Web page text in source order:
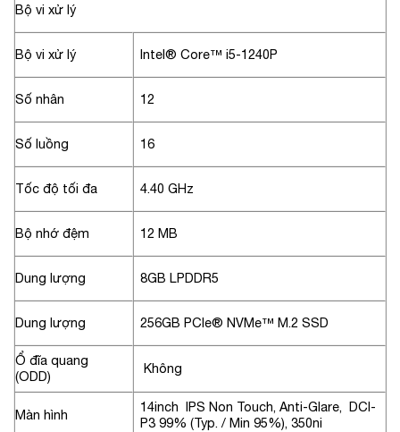
Bộ vi xử lý
Bộ vi xử lý Intel® Core™ i5-1240P
Số nhân 12
Số luồng 16
Tốc độ tối đa 4.40 GHz
Bộ nhớ đệm 12 MB
Dung lượng 8GB LPDDR5
Dung lượng 256GB PCIe® NVMe™ M.2 SSD
Ổ đĩa quang
(ODD)
Không
Màn hình
14inch IPS Non Touch, Anti-Glare, DCI-
P3 99% (Typ. / Min 95%), 350ni